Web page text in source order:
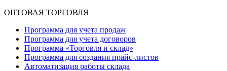
ОПТОВАЯ ТОРГОВЛЯ
Программа для учета продаж
Программа для учета договоров
Программа «Торговля и склад»
Программа для создания прайс‑листов
Автоматизация работы склада